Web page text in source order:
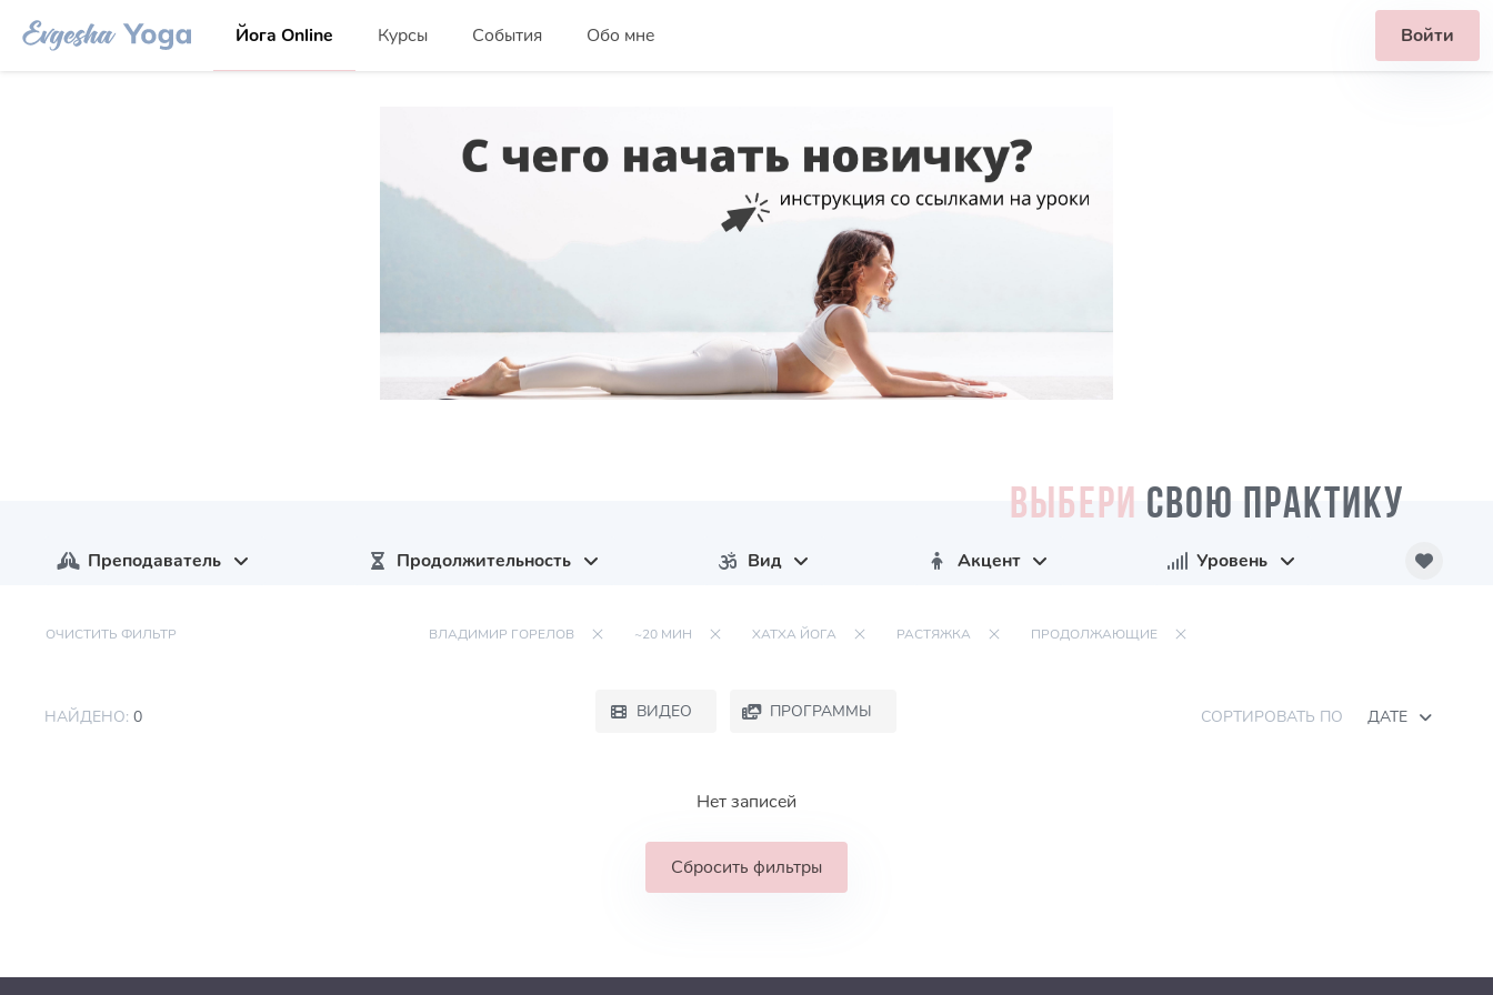
Йога Online Курсы События Обо мне Войти
ВЫБЕРИ СВОЮ ПРАКТИКУ
Преподаватель Продолжительность Вид Акцент Уровень
ОЧИСТИТЬ ФИЛЬТР ВЛАДИМИР ГОРЕЛОВ ~20 МИН ХАТХА ЙОГА РАСТЯЖКА ПРОДОЛЖАЮЩИЕ
НАЙДЕНО: 0 ВИДЕО ПРОГРАММЫ СОРТИРОВАТЬ ПО ДАТЕ
Нет записей
Сбросить фильтры